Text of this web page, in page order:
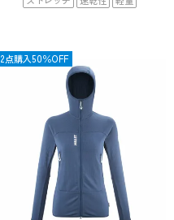
OUTLET
2点購入50％OFF